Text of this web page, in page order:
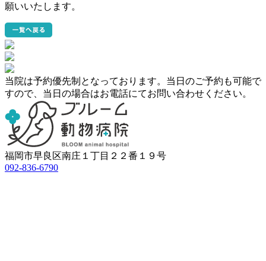
願いいたします。
当院は予約優先制となっております。当日のご予約も可能で
すので、 当日の場合はお電話にてお問い合わせください。
福岡市早良区南庄１丁目２２番１９号
092-836-6790